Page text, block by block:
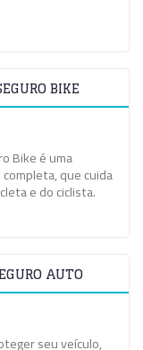
BIKE
Bike é uma
que cuida
e do ciclista.
AUTO
seu veículo,